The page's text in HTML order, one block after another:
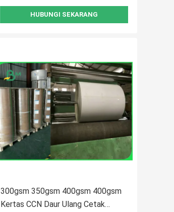
HUBUNGI SEKARANG
300gsm 350gsm 400gsm 400gsm
Kertas CCN Daur Ulang Cetak